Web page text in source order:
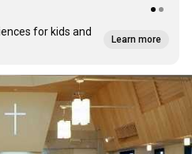
for kids and
Learn more